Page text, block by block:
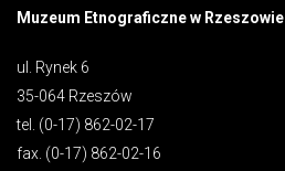
Muzeum Etnograficzne w Rzeszowie
ul. Rynek 6
35-064 Rzeszów
tel. (0-17) 862-02-17
fax. (0-17) 862-02-16